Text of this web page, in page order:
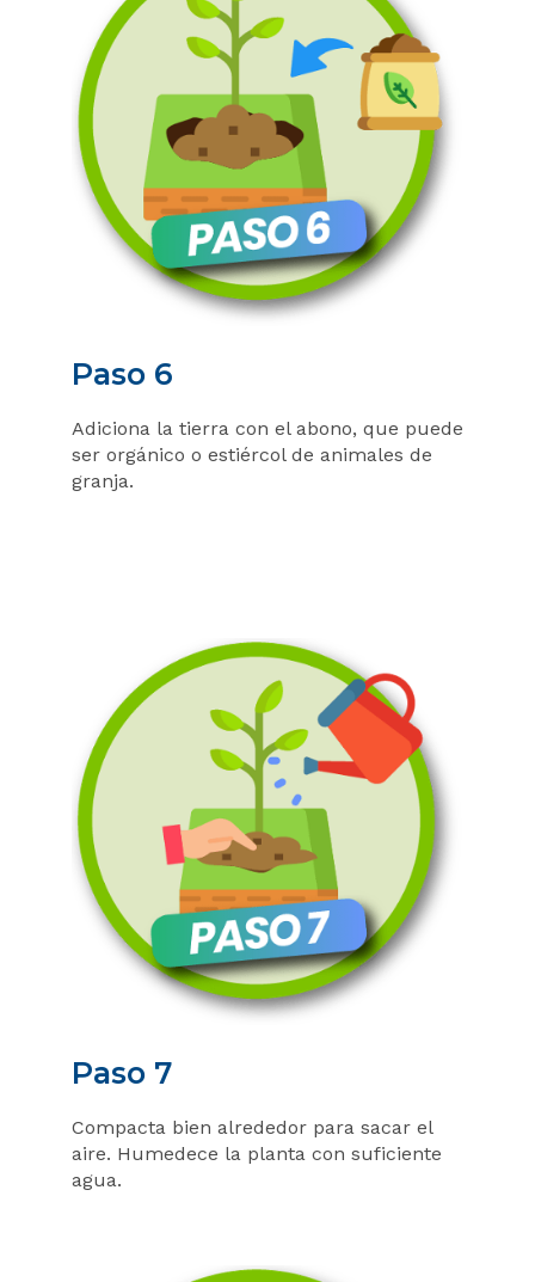
Paso 6
Adiciona la tierra con el abono, que puede
ser orgánico o estiércol de animales de
granja.
Paso 7
Compacta bien alrededor para sacar el
aire. Humedece la planta con suficiente
agua.